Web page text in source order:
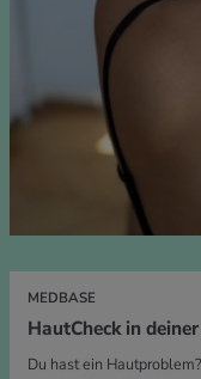
MEDBASE
HautCheck in
Du hast ein